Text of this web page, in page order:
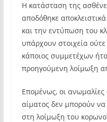
Η κατάσταση της
αποδόθηκε
και την εντύπωση του
υπάρχουν στοιχεία ούτε
κάποιος συμμετέχων
προηγούμενη λοίμωξη
Επομένως, οι
αίματος δεν μπορούν
στη λοίμωξη του